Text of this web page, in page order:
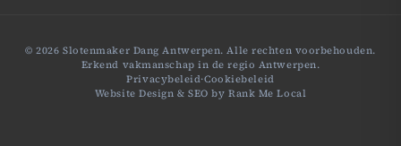
© 2026 Slotenmaker Dang Antwerpen. Alle rechten voorbehouden.
Erkend vakmanschap in de regio Antwerpen.
Privacybeleid·Cookiebeleid
Website Design & SEO byRank Me Local